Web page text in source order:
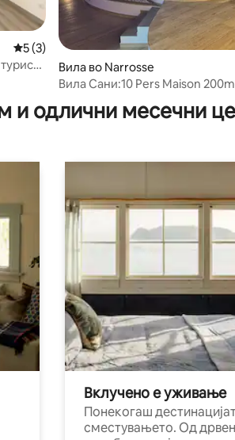
Просечна оцена: 5 од 5, 3 рецензии
5 (3)
Вила во Narrosse
Вила Сани:10 Pers Maison
и одлични месечни
Вклучено е уживање
Понекогаш
сместувањето. Од